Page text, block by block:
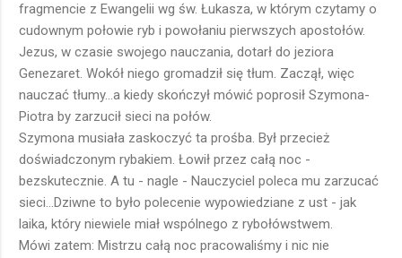
fragmencie z Ewangelii wg św. Łukasza, w którym czytamy o
cudownym połowie ryb i powołaniu pierwszych apostołów.
Jezus, w czasie swojego nauczania, dotarł do jeziora
Genezaret. Wokół niego gromadził się tłum. Zaczął, więc
nauczać tłumy...a kiedy skończył mówić poprosił Szymona-
Piotra by zarzucił sieci na połów.
Szymona musiała zaskoczyć ta prośba. Był przecież
doświadczonym rybakiem. Łowił przez całą noc -
bezskutecznie. A tu - nagle - Nauczyciel poleca mu zarzucać
sieci...Dziwne to było polecenie wypowiedziane z ust - jak
laika, który niewiele miał wspólnego z rybołówstwem.
Mówi zatem: Mistrzu całą noc pracowaliśmy i nic nie